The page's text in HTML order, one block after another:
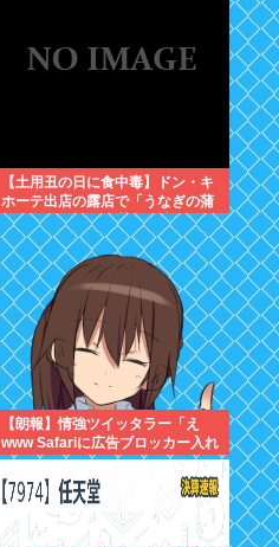
【土用丑の日に食中毒】ドン・キ
ホーテ出店の露店で「うなぎの蒲
焼」食べ14人が発熱や下痢
【朗報】情強ツイッタラー「え
www Safariに広告ブロッカー入れ
たらyoutube premium要らんや
ん。笑」